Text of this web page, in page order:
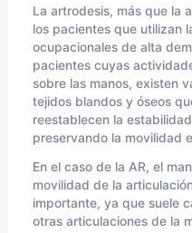
La artrodesis, más que la
los pacientes que utilizan
ocupacionales de alta
pacientes cuyas
sobre las manos, existen
tejidos blandos y óseos
reestablecen la
preservando la movilidad
En el caso de la AR, el
movilidad de la
importante, ya que suele
otras articulaciones de la